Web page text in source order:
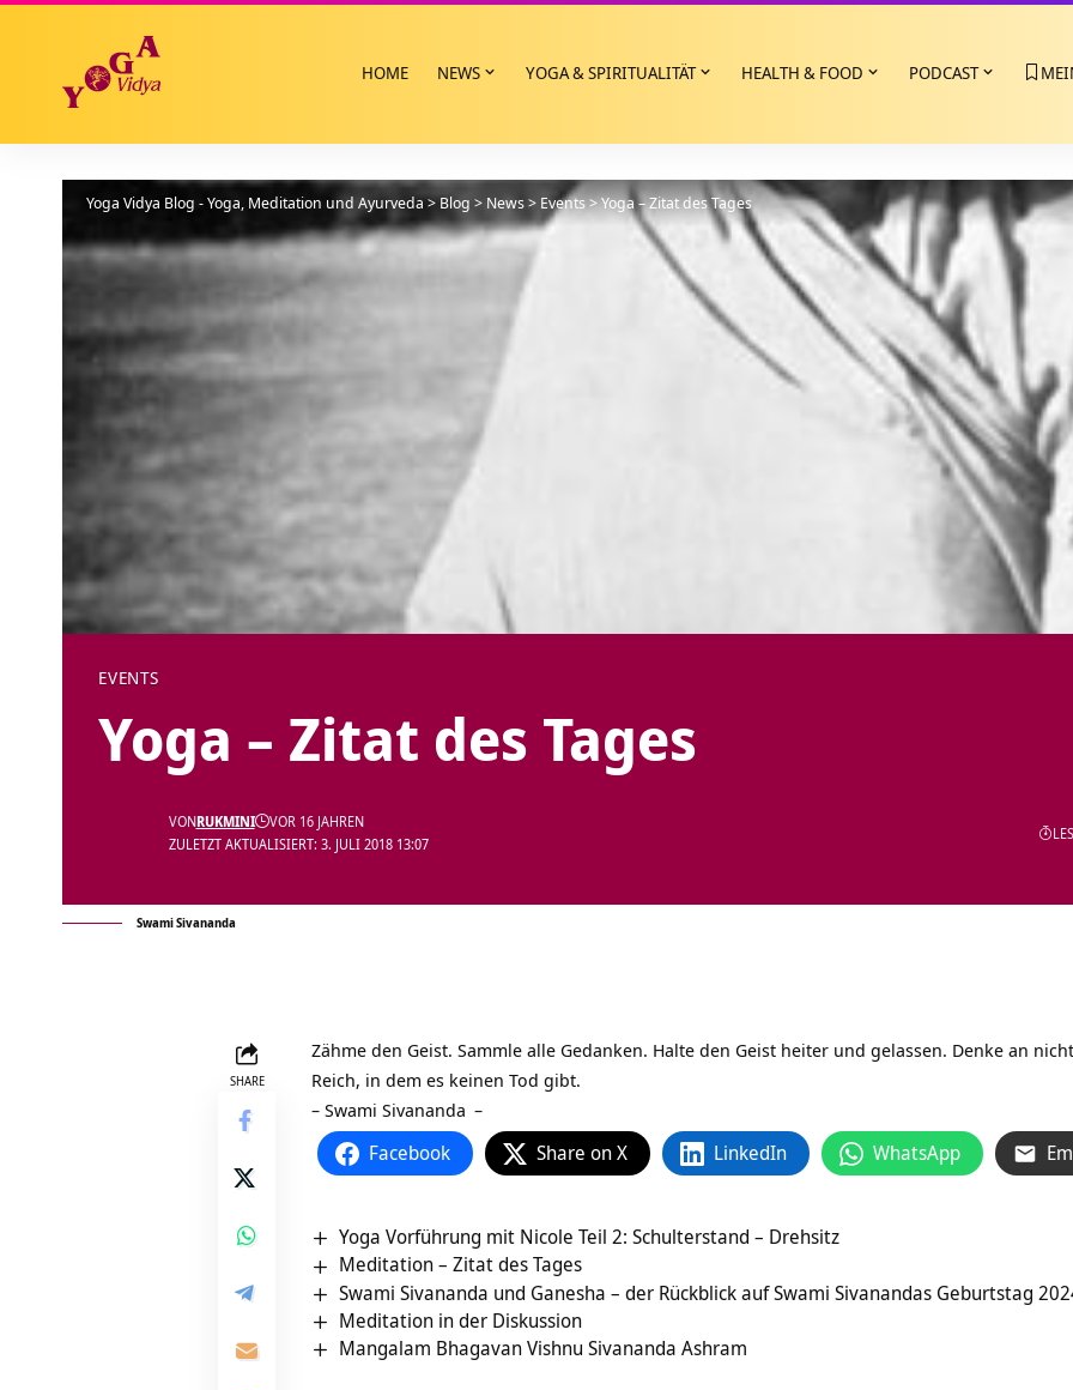
HOME NEWS YOGA & SPIRITUALITÄT HEALTH & FOOD PODCAST
Yoga Vidya Blog - Yoga, Meditation und Ayurveda>Blog > News> Events>Yoga – Zitat des Tages
EVENTS
Yoga – Zitat des Tages
ZULETZT AKTUALISIERT: 3. JULI 2018 13:07
VONRUKMINI VOR 16 JAHREN
Swami Sivananda
SHARE
Zähme den Geist. Sammle alle Gedanken. Halte den Geist heiter und gelassen. Denke an
Reich, in dem es keinen Tod gibt.
– Swami Sivananda –
Facebook Share on X LinkedIn WhatsApp
Yoga Vorführung mit Nicole Teil 2: Schulterstand – Drehsitz
Meditation – Zitat des Tages
Swami Sivananda und Ganesha – der Rückblick auf Swami Sivanandas Geburtstag
Meditation in der Diskussion
Mangalam Bhagavan Vishnu Sivananda Ashram